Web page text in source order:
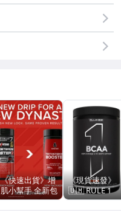
《快速出貨》增
肌小幫手 全新包
裝🇺🇲美國健身
《現貨速發》
🇺🇲 RULE 1
BCAA 60份裝